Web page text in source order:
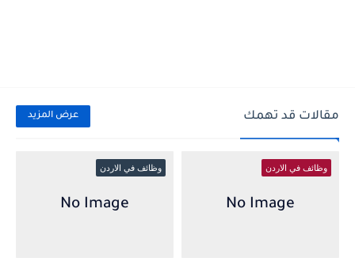
مقالات قد تهمك عرض المزيد
وظائف في الاردن وظائف في الاردن